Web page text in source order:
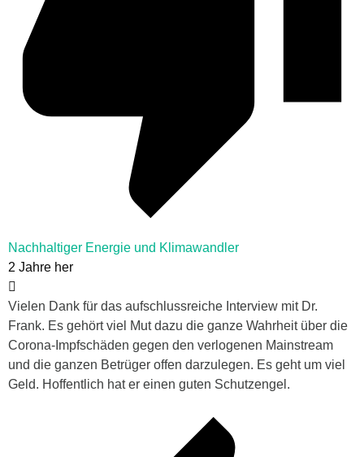
Nachhaltiger Energie und Klimawandler
2 Jahre her
Vielen Dank für das aufschlussreiche Interview mit Dr.
Frank. Es gehört viel Mut dazu die ganze Wahrheit über die
Corona-Impfschäden gegen den verlogenen Mainstream
und die ganzen Betrüger offen darzulegen. Es geht um viel
Geld. Hoffentlich hat er einen guten Schutzengel.